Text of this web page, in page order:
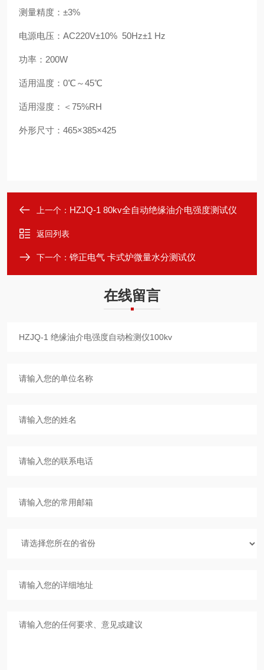
测量精度：±3%
电源电压：AC220V±10% 50Hz±1 Hz
功率：200W
适用温度：0℃～45℃
适用湿度：＜75%RH
外形尺寸：465×385×425
上一个： HZJQ-1 80kv全自动绝缘油介电强度测试仪
返回列表
下一个： 铧正电气 卡式炉微量水分测试仪
在线留言